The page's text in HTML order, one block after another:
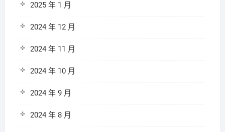
2025 年 1 月
2024 年 12 月
2024 年 11 月
2024 年 10 月
2024 年 9 月
2024 年 8 月